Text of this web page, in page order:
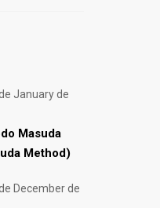
January de
Masuda
Method)
December de